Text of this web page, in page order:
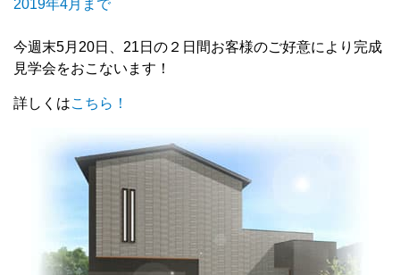
2019年4月まで
今週末5月20日、21日の２日間お客様のご好意により完成
見学会をおこないます！
詳しくはこちら！